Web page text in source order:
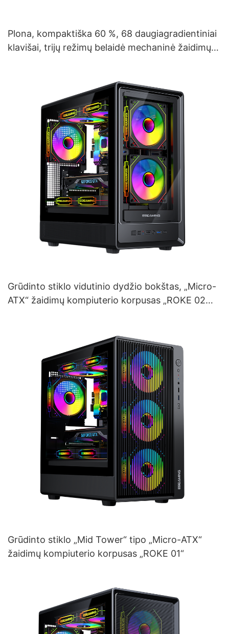
Plona, ​​kompaktiška 60 %, 68 daugiagradientiniai
klavišai, trijų režimų belaidė mechaninė žaidimų
Grūdinto stiklo vidutinio dydžio bokštas, „Micro-
ATX“ žaidimų kompiuterio korpusas „ROKE 02
Grūdinto stiklo „Mid Tower“ tipo „Micro-ATX“
žaidimų kompiuterio korpusas „ROKE 01“